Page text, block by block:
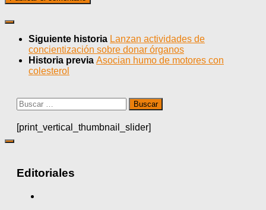
Siguiente historia Lanzan actividades de
concientización sobre donar órganos
Historia previa Asocian humo de motores con
colesterol
Buscar:
[print_vertical_thumbnail_slider]
Editoriales